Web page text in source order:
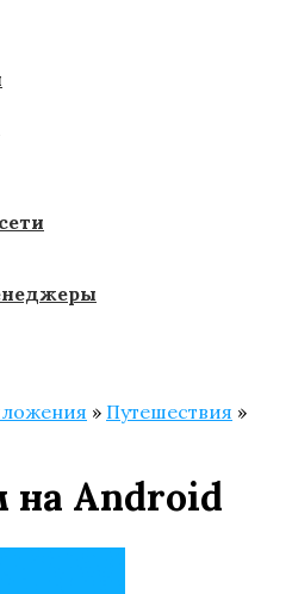
» Путешествия »
на Android